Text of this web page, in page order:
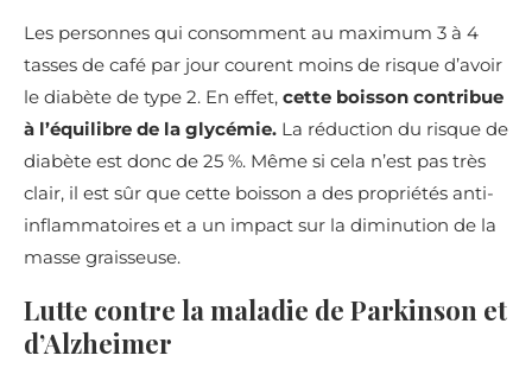
Les personnes qui consomment au maximum 3 à 4
tasses de café par jour courent moins de risque d’avoir
le diabète de type 2. En effet, cette boisson contribue
à l’équilibre de la glycémie. La réduction du risque de
diabète est donc de 25 %. Même si cela n’est pas très
clair, il est sûr que cette boisson a des propriétés anti-
inflammatoires et a un impact sur la diminution de la
masse graisseuse.
Lutte contre la maladie de Parkinson et
d’Alzheimer